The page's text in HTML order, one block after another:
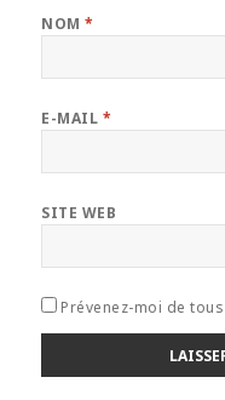
NOM*
E-MAIL *
SITE WEB
Prévenez-moi de